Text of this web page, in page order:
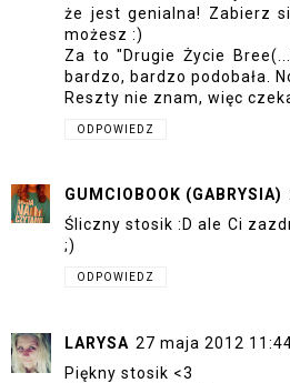
że jest genialna! Zabierz
możesz :)
Za to "Drugie Życie
bardzo, bardzo podobała.
Reszty nie znam, więc
ODPOWIEDZ
GUMCIOBOOK (GABRYSIA)
Śliczny stosik :D ale Ci
;)
ODPOWIEDZ
LARYSA 27 maja 2012
Piękny stosik <3